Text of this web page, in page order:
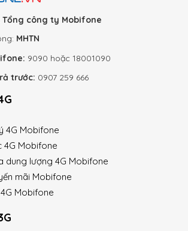
Tổng công ty Mobifone
MHTN
9090 hoặc 18001090
trước: 0907 259 666
4G Mobifone
4G Mobifone
dung lượng 4G Mobifone
mãi Mobifone
Mobifone